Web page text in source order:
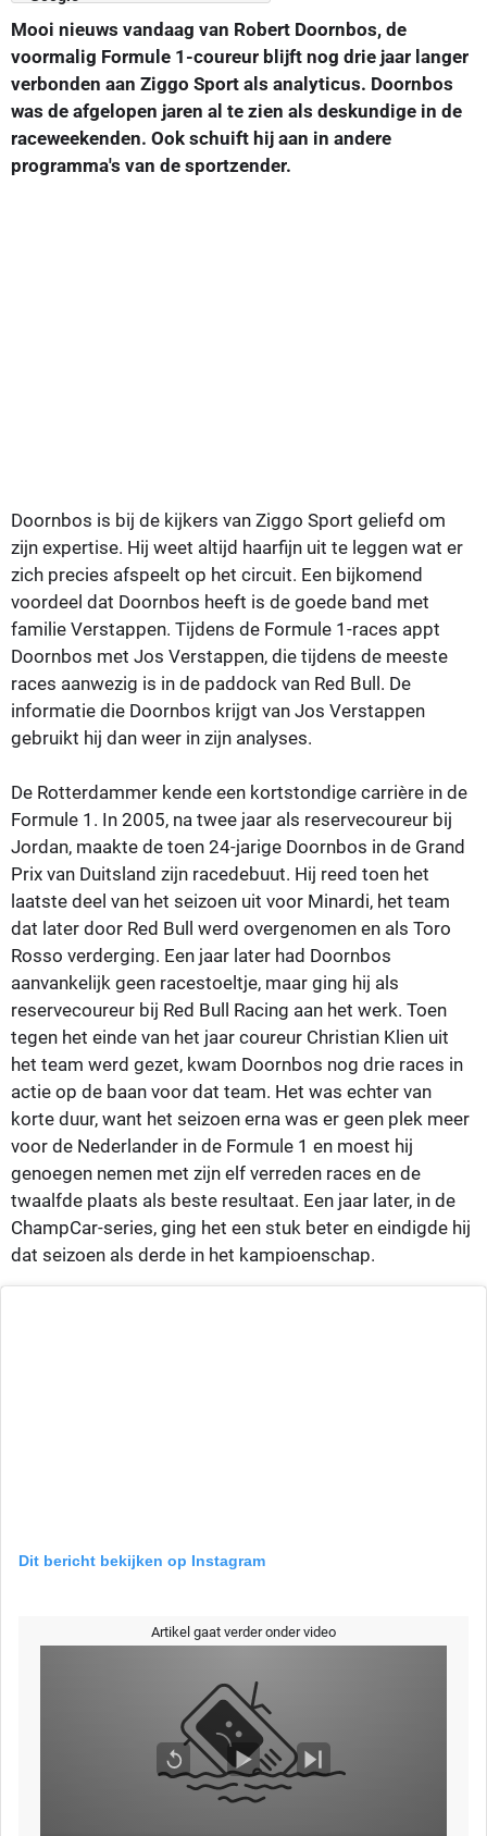
Mooi nieuws vandaag van Robert Doornbos, de
voormalig Formule 1-coureur blijft nog drie jaar langer
verbonden aan Ziggo Sport als analyticus. Doornbos
was de afgelopen jaren al te zien als deskundige in de
raceweekenden. Ook schuift hij aan in andere
programma's van de sportzender.
Doornbos is bij de kijkers van Ziggo Sport geliefd om
zijn expertise. Hij weet altijd haarfijn uit te leggen wat er
zich precies afspeelt op het circuit. Een bijkomend
voordeel dat Doornbos heeft is de goede band met
familie Verstappen. Tijdens de Formule 1-races appt
Doornbos met Jos Verstappen, die tijdens de meeste
races aanwezig is in de paddock van Red Bull. De
informatie die Doornbos krijgt van Jos Verstappen
gebruikt hij dan weer in zijn analyses.
De Rotterdammer kende een kortstondige carrière in de
Formule 1. In 2005, na twee jaar als reservecoureur bij
Jordan, maakte de toen 24-jarige Doornbos in de Grand
Prix van Duitsland zijn racedebuut. Hij reed toen het
laatste deel van het seizoen uit voor Minardi, het team
dat later door Red Bull werd overgenomen en als Toro
Rosso verderging. Een jaar later had Doornbos
aanvankelijk geen racestoeltje, maar ging hij als
reservecoureur bij Red Bull Racing aan het werk. Toen
tegen het einde van het jaar coureur Christian Klien uit
het team werd gezet, kwam Doornbos nog drie races in
actie op de baan voor dat team. Het was echter van
korte duur, want het seizoen erna was er geen plek meer
voor de Nederlander in de Formule 1 en moest hij
genoegen nemen met zijn elf verreden races en de
twaalfde plaats als beste resultaat. Een jaar later, in de
ChampCar-series, ging het een stuk beter en eindigde hij
dat seizoen als derde in het kampioenschap.
Dit bericht bekijken op Instagram
Artikel gaat verder onder video